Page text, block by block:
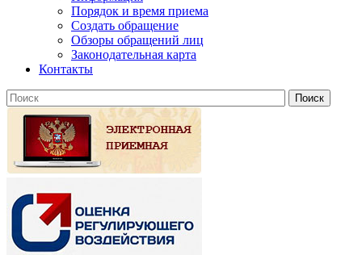
Порядок и время приема
Создать обращение
Обзоры обращений лиц
Законодательная карта
Контакты